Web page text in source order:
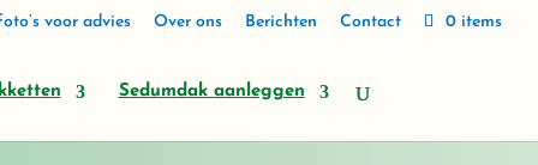
voor advies Over ons Berichten Contact 0 items
Sedumdak aanleggen